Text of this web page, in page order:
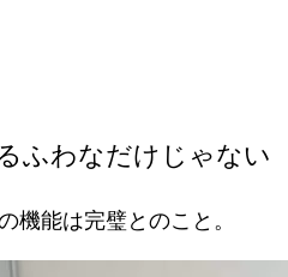
ふわなだけじゃない
機能は完璧とのこと。